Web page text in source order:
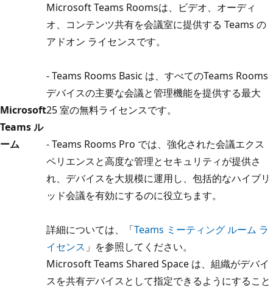
Microsoft
Teams ル
ーム
Microsoft Teams Roomsは、ビデオ、オーディ
オ、コンテンツ共有を会議室に提供する Teams の
アドオン ライセンスです。
- Teams Rooms Basic は、すべてのTeams Rooms
デバイスの主要な会議と管理機能を提供する最大
25 室の無料ライセンスです。
- Teams Rooms Pro では、強化された会議エクス
ペリエンスと高度な管理とセキュリティが提供さ
れ、デバイスを大規模に運用し、包括的なハイブリ
ッド会議を有効にするのに役立ちます。
詳細については、「Teams ミーティング ルーム ラ
イセンス 」を参照してください。
Microsoft Teams Shared Space は、組織がデバイ
スを共有デバイスとして指定できるようにすること